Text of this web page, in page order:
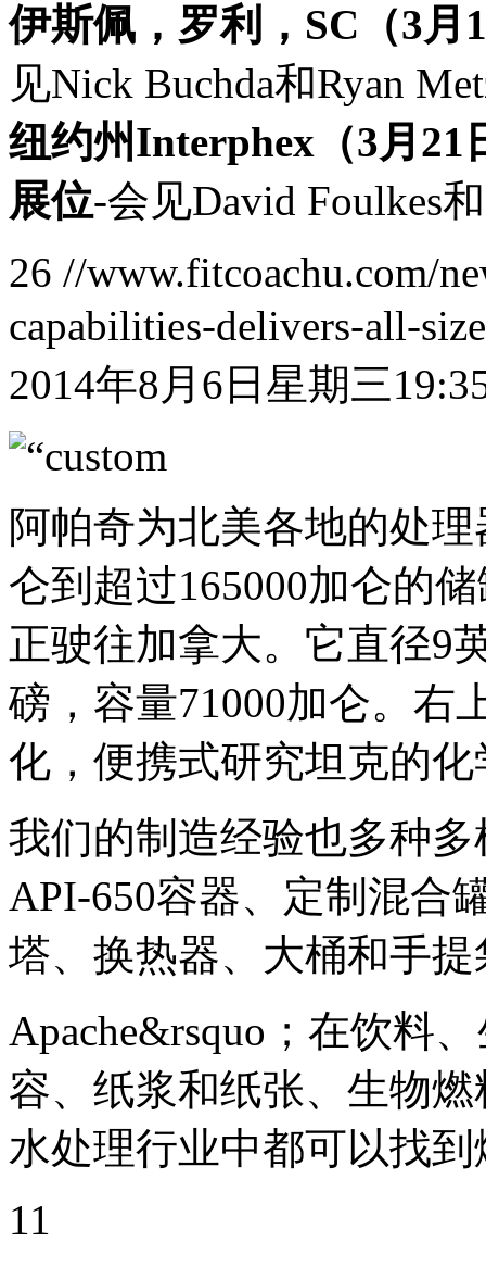
伊斯佩，罗利，SC（3月
见Nick Buchda和Ryan
纽约州Interphex（3月21
展位-会见David Foulkes
26 //www.fitcoachu.com/
capabilities-delivers-all-
2014年8月6日星期三
阿帕奇为北美各地的处
仑到超过165000加仑的
正驶往加拿大。它直径9
磅，容量71000加仑。右
化，便携式研究坦克的
我们的制造经验也多种
API-650容器、定制混合
塔、换热器、大桶和手提
Apache&rsquo；在饮料
容、纸浆和纸张、生物
水处理行业中都可以找
11